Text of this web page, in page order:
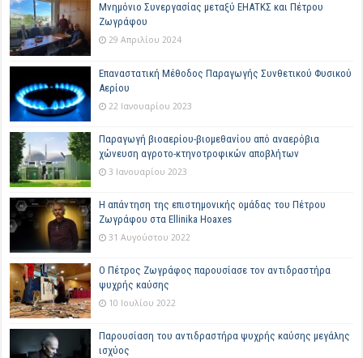
Μνημόνιο Συνεργασίας μεταξύ ΕΗΑΤΚΣ και Πέτρου
Ζωγράφου
29 Απριλίου 2024
Επαναστατική Μέθοδος Παραγωγής Συνθετικού Φυσικού
Αερίου
22 Ιανουαρίου 2023
Παραγωγή βιοαερίου-βιομεθανίου από αναερόβια
χώνευση αγροτο-κτηνοτροφικών αποβλήτων
3 Ιανουαρίου 2023
Η απάντηση της επιστημονικής ομάδας του Πέτρου
Ζωγράφου στα Ellinika Hoaxes
31 Αυγούστου 2022
Ο Πέτρος Ζωγράφος παρουσίασε τον αντιδραστήρα
ψυχρής καύσης
10 Ιουλίου 2022
Παρουσίαση του αντιδραστήρα ψυχρής καύσης μεγάλης
ισχύος